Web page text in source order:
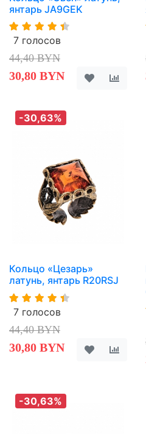
янтарь JA9GEK
7 голосов
44,40 BYN
30,80 BYN
-30,63%
Кольцо «Цезарь»
латунь, янтарь R20RSJ
7 голосов
44,40 BYN
30,80 BYN
-30,63%